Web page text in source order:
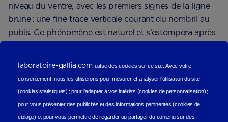
niveau du ventre, avec les premiers signes de la ligne
brune : une fine trace verticale courant du nombril au
pubis. Ce phénomène est naturel et s’estompera après
Il est aussi possible que vous ressentiezune sensation
de gonflement général, liée à la rétention d’eau et à
la dilatation des vaisseaux sanguins. C’est un signe
du travail intense que réalise votre corps pour nourrir
1
laboratoire-gallia.com utilise des cookies sur ce site.Avec votre
consentement, nous les utiliseronspour mesurer et analyser l'utilisation du site
(cookies statistiques) ;pour l'adapter à vos intérêts (cookies de personnalisation) ;
pour vous présenter des publicités et des informations pertinentes (cookies de
ciblage) et pour vous permettre de regarder ou partager du contenu sur des